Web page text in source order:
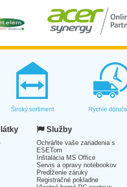
Široký sortiment Rýchle
Služby
Ochráňte vaše zariadenia s
ESETom
Inštalácia MS Office
Servis a opravy notebookov
Predĺženie záruky
Registračné pokladne